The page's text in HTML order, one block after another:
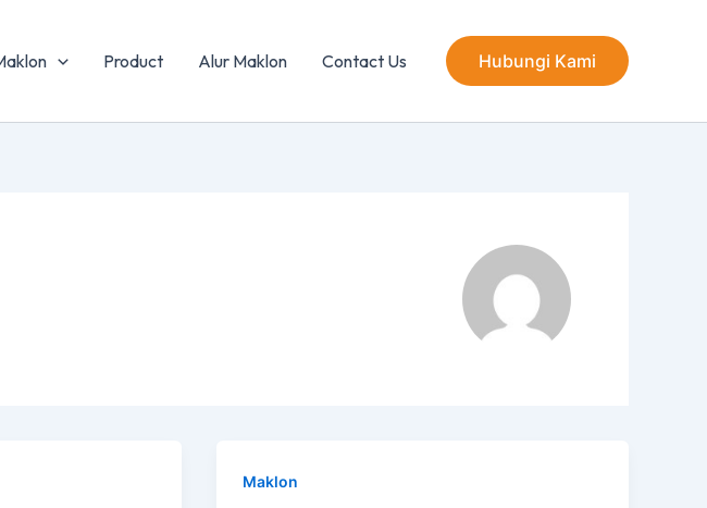
Product Alur Maklon Contact Us Hubungi Kami
Maklon